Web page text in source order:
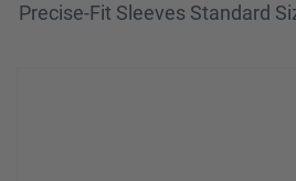
Precise-Fit Sleeves Standard